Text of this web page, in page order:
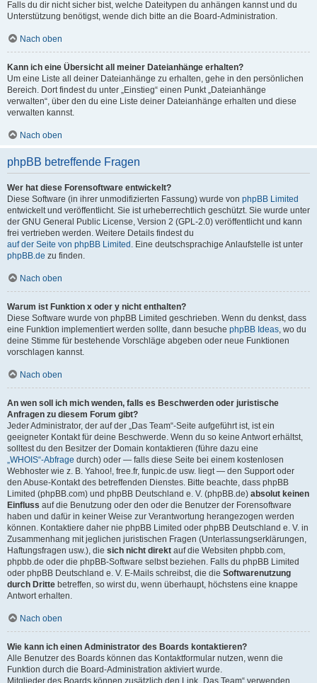
Falls du dir nicht sicher bist, welche Dateitypen du anhängen kannst und du
Unterstützung benötigst, wende dich bitte an die Board-Administration.
Nach oben
Kann ich eine Übersicht all meiner Dateianhänge erhalten?
Um eine Liste all deiner Dateianhänge zu erhalten, gehe in den persönlichen
Bereich. Dort findest du unter „Einstieg“ einen Punkt „Dateianhänge
verwalten“, über den du eine Liste deiner Dateianhänge erhalten und diese
verwalten kannst.
Nach oben
phpBB betreffende Fragen
Wer hat diese Forensoftware entwickelt?
Diese Software (in ihrer unmodifizierten Fassung) wurde von phpBB Limited
entwickelt und veröffentlicht. Sie ist urheberrechtlich geschützt. Sie wurde unter
der GNU General Public License, Version 2 (GPL-2.0) veröffentlicht und kann
frei vertrieben werden. Weitere Details findest du
auf der Seite von phpBB Limited . Eine deutschsprachige Anlaufstelle ist unter
phpBB.de zu finden.
Nach oben
Warum ist Funktion x oder y nicht enthalten?
Diese Software wurde von phpBB Limited geschrieben. Wenn du denkst, dass
eine Funktion implementiert werden sollte, dann besuche phpBB Ideas, wo du
deine Stimme für bestehende Vorschläge abgeben oder neue Funktionen
vorschlagen kannst.
Nach oben
An wen soll ich mich wenden, falls es Beschwerden oder juristische
Anfragen zu diesem Forum gibt?
Jeder Administrator, der auf der „Das Team“-Seite aufgeführt ist, ist ein
geeigneter Kontakt für deine Beschwerde. Wenn du so keine Antwort erhältst,
solltest du den Besitzer der Domain kontaktieren (führe dazu eine
„WHOIS“-Abfrage durch) oder — falls diese Seite bei einem kostenlosen
Webhoster wie z. B. Yahoo!, free.fr, funpic.de usw. liegt — den Support oder
den Abuse-Kontakt des betreffenden Dienstes. Bitte beachte, dass phpBB
Limited (phpBB.com) und phpBB Deutschland e. V. (phpBB.de) absolut keinen
Einfluss auf die Benutzung oder den oder die Benutzer der Forensoftware
haben und dafür in keiner Weise zur Verantwortung herangezogen werden
können. Kontaktiere daher nie phpBB Limited oder phpBB Deutschland e. V. in
Zusammenhang mit jeglichen juristischen Fragen (Unterlassungserklärungen,
Haftungsfragen usw.), die sich nicht direkt auf die Websiten phpbb.com,
phpbb.de oder die phpBB-Software selbst beziehen. Falls du phpBB Limited
oder phpBB Deutschland e. V. E-Mails schreibst, die die Softwarenutzung
durch Dritte betreffen, so wirst du, wenn überhaupt, höchstens eine knappe
Antwort erhalten.
Nach oben
Wie kann ich einen Administrator des Boards kontaktieren?
Alle Benutzer des Boards können das Kontaktformular nutzen, wenn die
Funktion durch die Board-Administration aktiviert wurde.
Mitglieder des Boards können zusätzlich den Link „Das Team“ verwenden.